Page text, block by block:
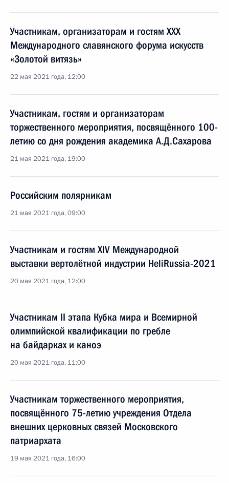
Участникам, организаторам и гостям XXX
Международного славянского форума искусств
«Золотой витязь»
22 мая 2021 года, 12:00
Участникам, гостям и организаторам
торжественного мероприятия, посвящённого 100-
летию со дня рождения академика А.Д.Сахарова
21 мая 2021 года, 19:00
Российским полярникам
21 мая 2021 года, 09:00
Участникам и гостям XIV Международной
выставки вертолётной индустрии HeliRussia-2021
20 мая 2021 года, 12:00
Участникам II этапа Кубка мира и Всемирной
олимпийской квалификации по гребле
на байдарках и каноэ
20 мая 2021 года, 11:00
Участникам торжественного мероприятия,
посвящённого 75-летию учреждения Отдела
внешних церковных связей Московского
патриархата
19 мая 2021 года, 16:00